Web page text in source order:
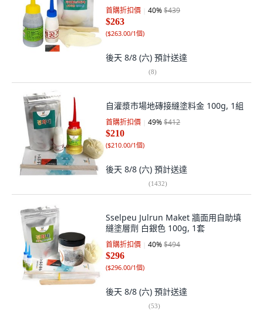
首購折扣價 40%$439
$263
($263.00/1個)
後天 8/8 (六) 預計送達
(8)
自灌漿市場地磚接縫塗料金 100g, 1組
首購折扣價 49%$412
$210
($210.00/1個)
後天 8/8 (六) 預計送達
(1432)
Sselpeu Julrun Maket 牆面用自助填
縫塗層劑 白銀色 100g, 1套
首購折扣價 40%$494
$296
($296.00/1個)
後天 8/8 (六) 預計送達
(53)